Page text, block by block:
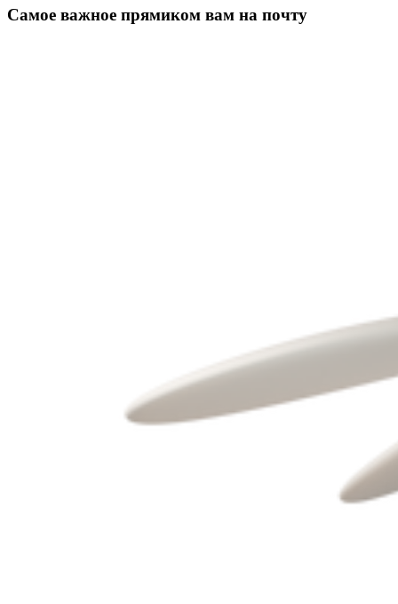
Самое важное прямиком вам на почту